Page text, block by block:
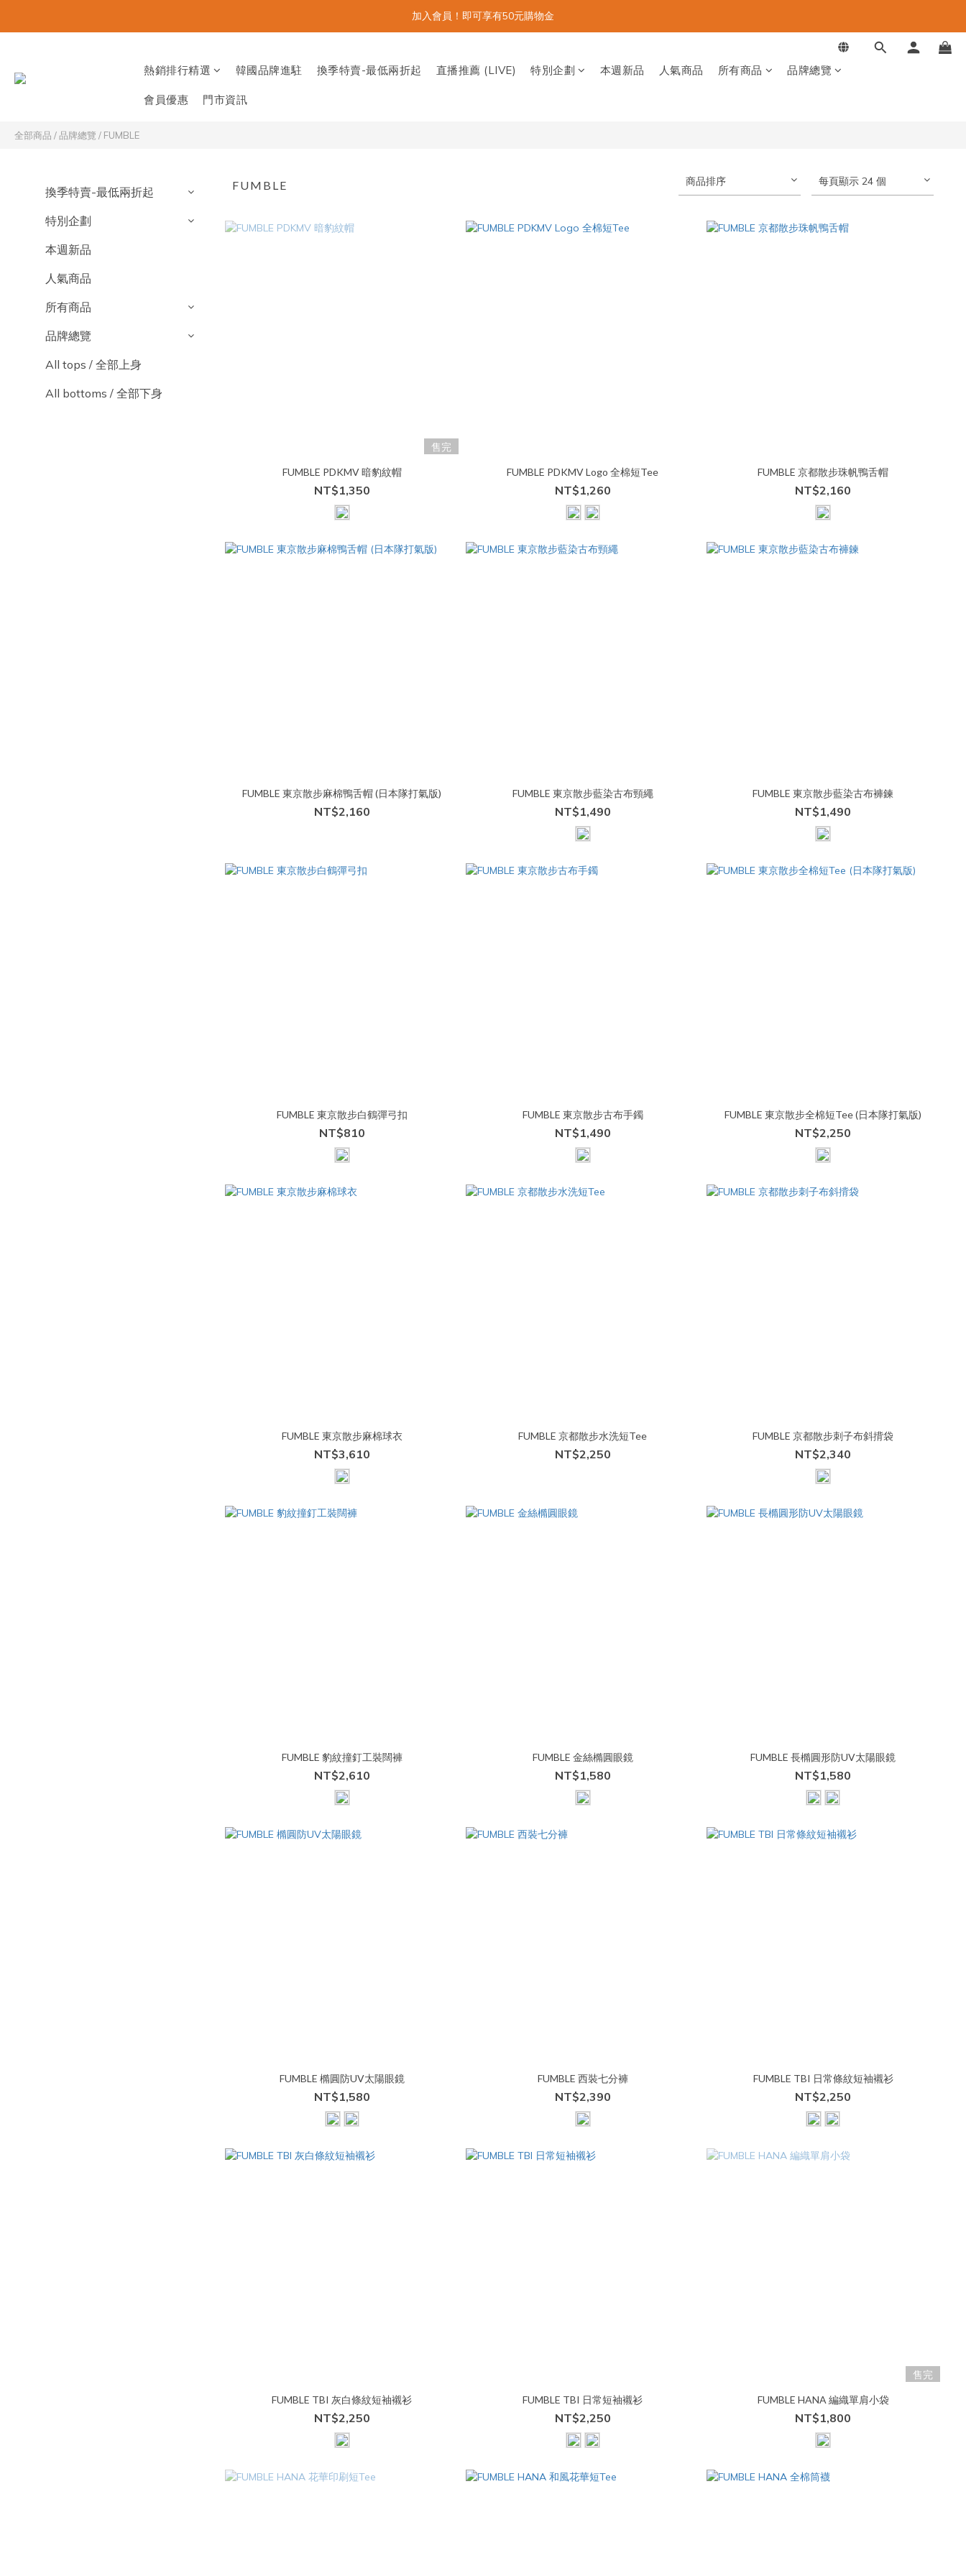
加入會員！即可享有50元購物金
熱銷排行精選 韓國品牌進駐 換季特賣-最低兩折起 直播推薦 (LIVE) 特別企劃 本週新品 人氣商品 所有商品 品牌總覽
會員優惠 門市資訊
全部商品 /品牌總覽 / FUMBLE
換季特賣-最低兩折起
特別企劃
本週新品
人氣商品
所有商品
品牌總覽
All tops / 全部上身
All bottoms / 全部下身
FUMBLE 商品排序 每頁顯示 24 個
售完
FUMBLE PDKMV 暗豹紋帽
NT$1,350
FUMBLE PDKMV Logo 全棉短Tee
NT$1,260
FUMBLE 京都散步珠帆鴨舌帽
NT$2,160
FUMBLE 東京散步麻棉鴨舌帽 (日本隊打氣版)
NT$2,160
FUMBLE 東京散步藍染古布頸繩
NT$1,490
FUMBLE 東京散步藍染古布褲鍊
NT$1,490
FUMBLE 東京散步白鶴彈弓扣
NT$810
FUMBLE 東京散步古布手鐲
NT$1,490
FUMBLE 東京散步全棉短Tee (日本隊打氣版)
NT$2,250
FUMBLE 東京散步麻棉球衣
NT$3,610
FUMBLE 京都散步水洗短Tee
NT$2,250
FUMBLE 京都散步刺子布斜揹袋
NT$2,340
FUMBLE 豹紋撞釘工裝闊褲
NT$2,610
FUMBLE 金絲橢圓眼鏡
NT$1,580
FUMBLE 長橢圓形防UV太陽眼鏡
NT$1,580
FUMBLE 橢圓防UV太陽眼鏡
NT$1,580
FUMBLE 西裝七分褲
NT$2,390
FUMBLE TBI 日常條紋短袖襯衫
NT$2,250
FUMBLE TBI 灰白條紋短袖襯衫
NT$2,250
FUMBLE TBI 日常短袖襯衫
NT$2,250
售完
FUMBLE HANA 編織單肩小袋
NT$1,800